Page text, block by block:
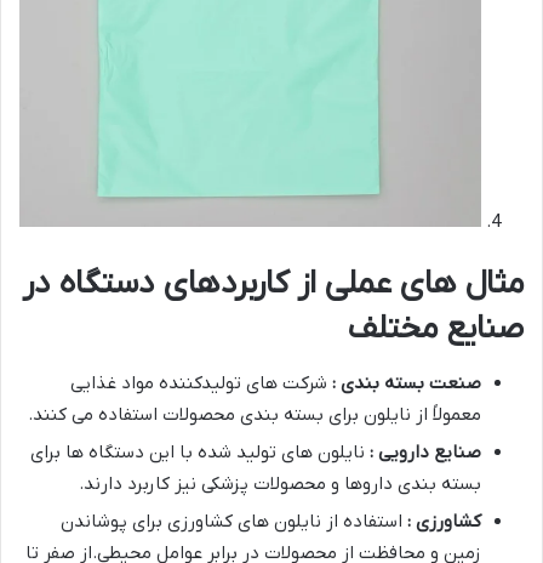
مثال های عملی از کاربردهای دستگاه در
صنایع مختلف
صنعت بسته بندی : شرکت های تولیدکننده مواد غذایی
معمولاً از نایلون برای بسته بندی محصولات استفاده می کنند.
صنایع دارویی : نایلون های تولید شده با این دستگاه ها برای
بسته بندی داروها و محصولات پزشکی نیز کاربرد دارند.
کشاورزی : استفاده از نایلون های کشاورزی برای پوشاندن
زمین و محافظت از محصولات در برابر عوامل محیطی.از صفر تا